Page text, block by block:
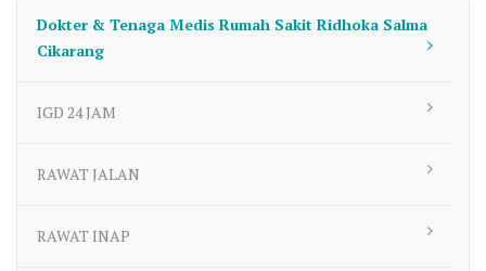
Dokter & Tenaga Medis Rumah Sakit Ridhoka Salma
Cikarang
IGD 24 JAM
RAWAT JALAN
RAWAT INAP